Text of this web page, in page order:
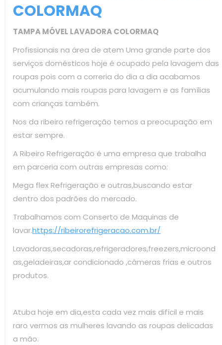
COLORMAQ
TAMPA MÓVEL LAVADORA COLORMAQ
Profissionais na área de atem Uma grande parte dos
serviços domésticos hoje é ocupado pela lavagem das
roupas pois com a correria do dia a dia acabamos
acumulando mais roupas para lavagem e as famílias
com crianças também.
Nos da ribeiro refrigeração temos a preocupação em
estar sempre.
A Ribeiro Refrigeração é uma empresa que trabalha
em parceria com outras empresas como:
Mega flex Refrigeração e outras,buscando estar
dentro dos padrões do mercado.
Trabalhamos com Conserto de Maquinas de
lavar.https://ribeirorefrigeracao.com.br/
Lavadoras,secadoras,refrigeradores,freezers,microond
as,geladeiras,ar condicionado ,câmeras frias e outros
produtos.
Atuba hoje em dia,esta cada vez mais difícil e mais
raro vermos as mulheres lavando as roupas delicadas
a mão.